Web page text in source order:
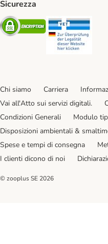
Sicurezza
Security
Chi siamo Carriera
Vai all'Atto sui servizi digitali.
Condizioni Generali
Modulo
Disposizioni ambientali &
Spese e tempi di consegna
I clienti dicono di noi
© zooplus SE 2026